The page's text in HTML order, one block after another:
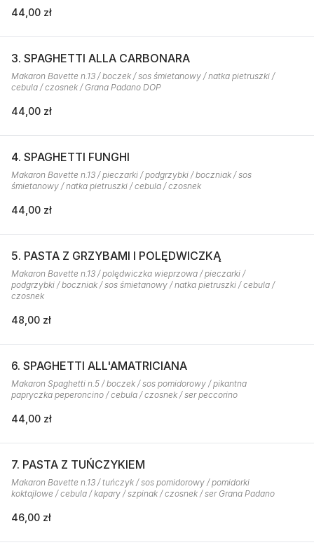
44,00 zł
3. SPAGHETTI ALLA CARBONARA
Makaron Bavette n.13 / boczek / sos śmietanowy / natka pietruszki /
cebula / czosnek / Grana Padano DOP
44,00 zł
4. SPAGHETTI FUNGHI
Makaron Bavette n.13 / pieczarki / podgrzybki / boczniak / sos
śmietanowy / natka pietruszki / cebula / czosnek
44,00 zł
5. PASTA Z GRZYBAMI I POLĘDWICZKĄ
Makaron Bavette n.13 / polędwiczka wieprzowa / pieczarki /
podgrzybki / boczniak / sos śmietanowy / natka pietruszki / cebula /
czosnek
48,00 zł
6. SPAGHETTI ALL'AMATRICIANA
Makaron Spaghetti n.5 / boczek / sos pomidorowy / pikantna
papryczka peperoncino / cebula / czosnek / ser peccorino
44,00 zł
7. PASTA Z TUŃCZYKIEM
Makaron Bavette n.13 / tuńczyk / sos pomidorowy / pomidorki
koktajlowe / cebula / kapary / szpinak / czosnek / ser Grana Padano
46,00 zł